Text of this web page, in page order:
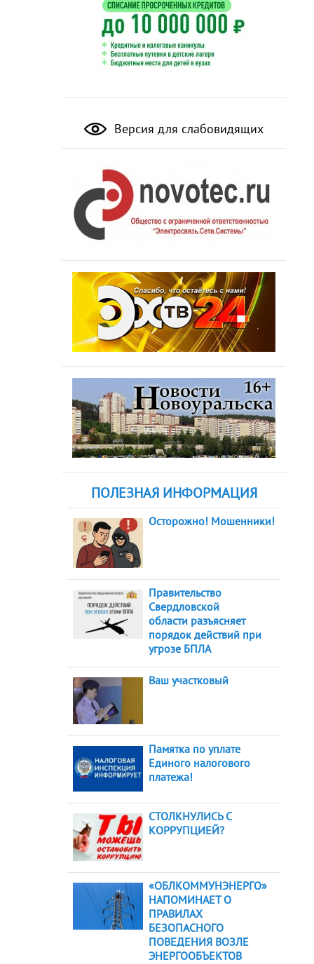
Версия для слабовидящих
ПОЛЕЗНАЯ ИНФОРМАЦИЯ
Осторожно! Мошенники!
Правительство
Свердловской
области разъясняет
порядок действий при
угрозе БПЛА
Ваш участковый
Памятка по уплате
Единого налогового
платежа!
СТОЛКНУЛИСЬ С
КОРРУПЦИЕЙ?
«ОБЛКОММУНЭНЕРГО»
НАПОМИНАЕТ О
ПРАВИЛАХ
БЕЗОПАСНОГО
ПОВЕДЕНИЯ ВОЗЛЕ
ЭНЕРГООБЪЕКТОВ